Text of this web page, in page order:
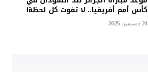
كأس أمم أفريقيا.. لا تفوت كل لحظة!
24 ديسمبر، 2025